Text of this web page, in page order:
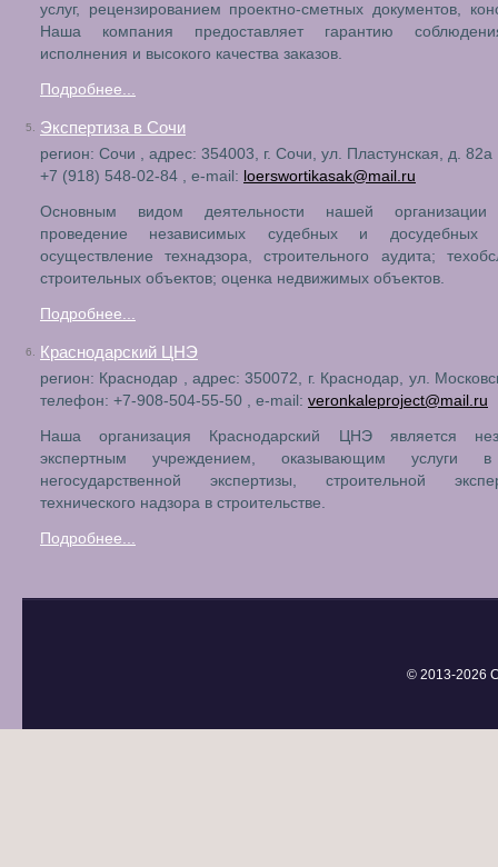
услуг, рецензированием проектно-сметных документов,
Наша компания предоставляет гарантию
исполнения и высокого качества заказов.
Подробнее...
5. Экспертиза в Сочи
регион: Сочи , адрес: 354003, г. Сочи, ул. Пластунская, д.
+7 (918) 548-02-84 , e-mail: loerswortikasak@mail.ru
Основным видом деятельности нашей организации
проведение независимых судебных и досудебных
осуществление технадзора, строительного аудита;
строительных объектов; оценка недвижимых объектов.
Подробнее...
6. Краснодарский ЦНЭ
регион: Краснодар , адрес: 350072, г. Краснодар, ул.
телефон: +7-908-504-55-50 , e-mail: veronkaleproject@mail.ru
Наша организация Краснодарский ЦНЭ является
экспертным учреждением, оказывающим услуги в
негосударственной экспертизы, строительной
технического надзора в строительстве.
Подробнее...
© 2013-2026